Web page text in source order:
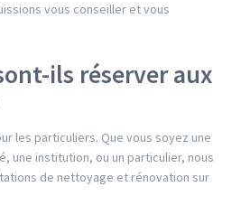
vous conseiller et vous
ils réserver aux
les particuliers. Que vous soyez une
une institution, ou un particulier, nous
de nettoyage et rénovation sur